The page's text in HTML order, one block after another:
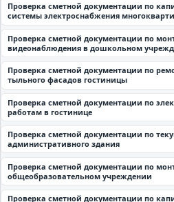
Проверка сметной документации по
системы электроснабжения
Проверка сметной документации по
видеонаблюдения в дошкольном
Проверка сметной документации по
тыльного фасадов гостиницы
Проверка сметной документации по
работам в гостинице
Проверка сметной документации по
административного здания
Проверка сметной документации по
общеобразовательном учреждении
Проверка сметной документации по